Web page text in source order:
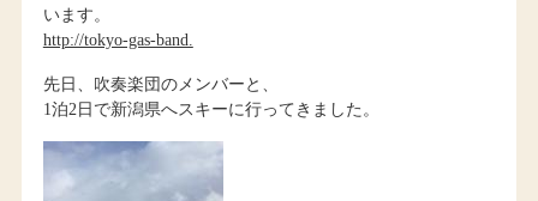
います。
http://tokyo-gas-band.
先日、吹奏楽団のメンバーと、
1泊2日で新潟県へスキーに行ってきました。